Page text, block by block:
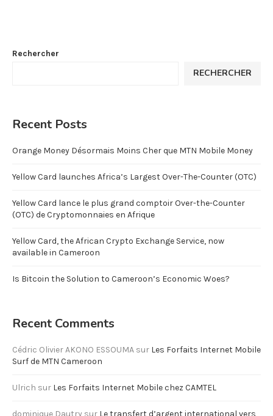
Rechercher
RECHERCHER
Recent Posts
Orange Money Désormais Moins Cher que MTN Mobile Money
Yellow Card launches Africa’s Largest Over-The-Counter (OTC)
Yellow Card lance le plus grand comptoir Over-the-Counter
(OTC) de Cryptomonnaies en Afrique
Yellow Card, the African Crypto Exchange Service, now
available in Cameroon
Is Bitcoin the Solution to Cameroon’s Economic Woes?
Recent Comments
Cédric Olivier AKONO ESSOUMA sur Les Forfaits Internet Mobile
Surf de MTN Cameroon
Ulrich sur Les Forfaits Internet Mobile chez CAMTEL
dominique Dautry sur Le transfert d’argent international vers